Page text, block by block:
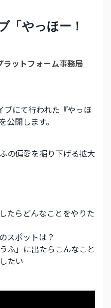
「やっほー！
ットフォーム事務局
にて行われた『やっほ
公開します。
の偏愛を掘り下げる拡大
たらどんなことをやりた
スポットは？
ふ」に出たらこんなこと
たい